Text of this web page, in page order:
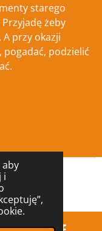
i
starego
żeby
A przy okazji
podzielić